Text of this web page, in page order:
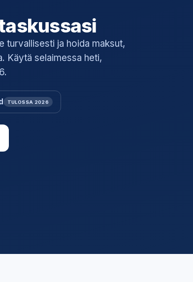
turvallisesti ja hoida maksut,
Käytä selaimessa heti,
TULOSSA 2026